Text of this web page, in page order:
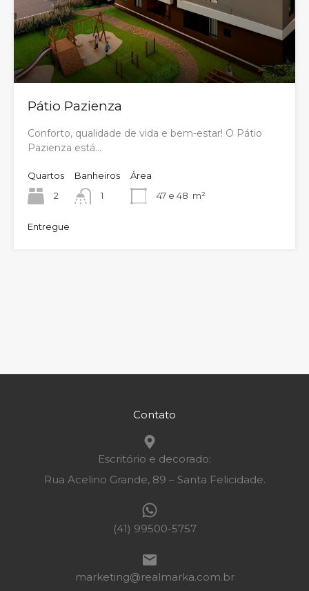
Pátio Pazienza
Conforto, qualidade de vida e bem-estar! O Pátio
Pazienza está…
Quartos
2
Banheiros
1
Área
47 e 48 m²
Entregue
Contato
Escritório e decorado:
Rua Acelino Grande, 89 – Santa Felicidade.
(41) 99500-5757
marketing@realmarka.com.br